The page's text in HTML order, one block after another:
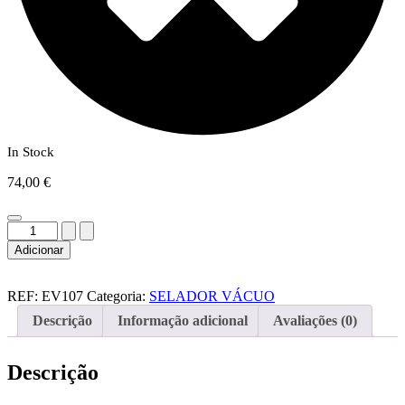
In Stock
74,00 €
Quantidade
de
Selador
sacos
vácuo
EV107
Adicionar
REF: EV107 Categoria: SELADOR VÁCUO
Descrição
Informação adicional Avaliações (0)
Descrição